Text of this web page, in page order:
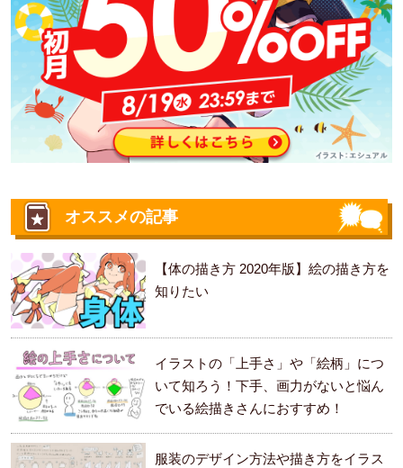
オススメの記事
【体の描き方 2020年版】絵の描き方を
知りたい
イラストの「上手さ」や「絵柄」につ
いて知ろう！下手、画力がないと悩ん
でいる絵描きさんにおすすめ！
服装のデザイン方法や描き方をイラス